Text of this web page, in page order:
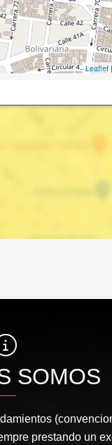
Leaflet
SOMOS
prestando un